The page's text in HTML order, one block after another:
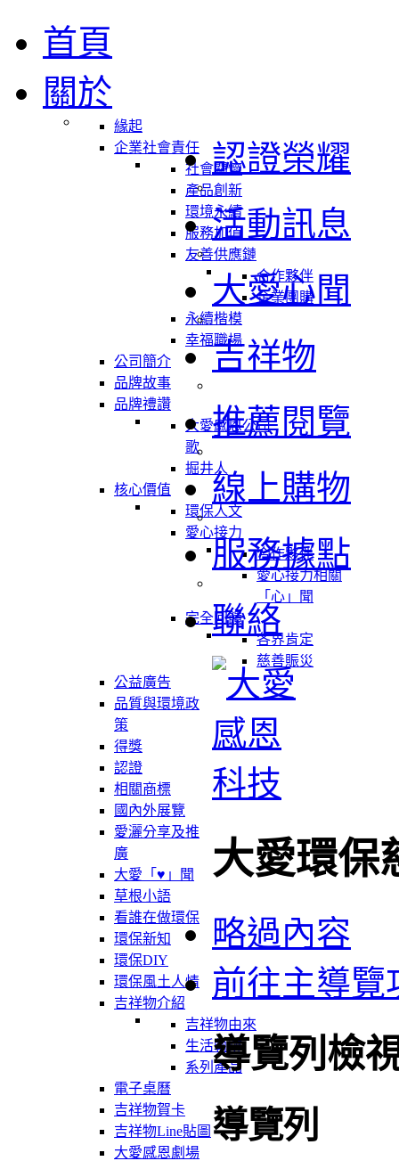
首頁
關於
緣起
企業社會責任
社會關懷
產品創新
環境永續
服務加值
友善供應鏈
合作夥伴
企業團購
永續楷模
幸福職場
公司簡介
品牌故事
品牌禮讚
大愛感恩公司
歌
掘井人
核心價值
環保人文
愛心接力
合作夥伴
愛心接力相關
「心」聞
完全回饋
各界肯定
慈善賑災
公益廣告
品質與環境政
策
認證榮耀
得獎
認證
相關商標
活動訊息
國內外展覽
愛灑分享及推
廣
大愛心聞
大愛「♥」聞
草根小語
看誰在做環保
環保新知
環保DIY
環保風土人情
吉祥物
吉祥物介紹
吉祥物由來
生活軌跡
系列產品
電子桌曆
吉祥物賀卡
吉祥物Line貼圖
大愛感恩劇場
推薦閱覽
線上購物
服務據點
聯絡
大愛環保
略過內容
前往主導覽
導覽列檢
導覽列